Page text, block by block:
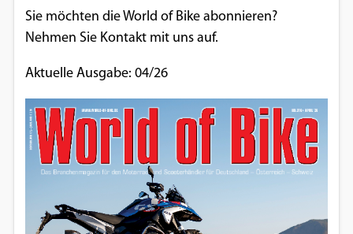
Sie möchten die World of Bike abonnieren?
Nehmen Sie Kontakt mit uns auf.
Aktuelle Ausgabe: 04/26